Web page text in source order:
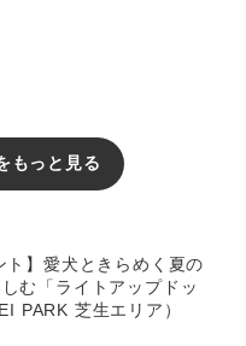
もっと見る
ト】愛犬ときらめく夏の
む「ライトアップドッ
PARK 芝生エリア）